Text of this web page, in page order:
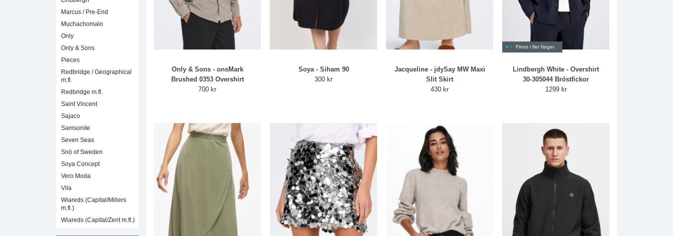
Marcus / Pre-End
Muchachomalo
Only
Only & Sons
Pieces
Redbridge / Geographical
m.fl.
Redbridge m.fl.
Saint Vincent
Sajaco
Samsonite
Seven Seas
Snö of Sweden
Soya Concept
Vero Moda
Vila
Wiareds (Capital/Millers
m.fl.)
Wiareds (Capital/Zent m.fl.)
Only & Sons - onsMark
Brushed 0353 Overshirt
700 kr
Soya - Siham 90
300 kr
Jacqueline - jdySay MW Maxi
Slit Skirt
430 kr
Finns i fler färger
Lindbergh White - Overshirt
30-305044 Bröstfickor
1299 kr